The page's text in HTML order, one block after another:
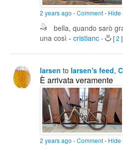
2 years ago -Comment- Hide
bella, quando sarò
una così - cristianc - [2 ]
larsen to larsen's feed,
È arrivata veramente
2 years ago -Comment- Hide